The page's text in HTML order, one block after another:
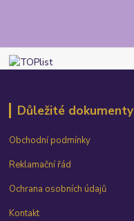
Důležité dokumenty
Obchodní podmínky
Reklamační řád
Ochrana osobních údajů
Kontakt